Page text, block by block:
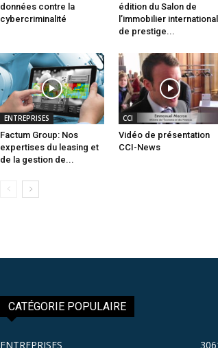
données contre la
cybercriminalité
édition du Salon de
l’immobilier international
de prestige...
ENTREPRISES
Factum Group: Nos
expertises du leasing et
de la gestion de...
CCI
Vidéo de présentation
CCI-News
CATÉGORIE POPULAIRE
ENTREPRISES